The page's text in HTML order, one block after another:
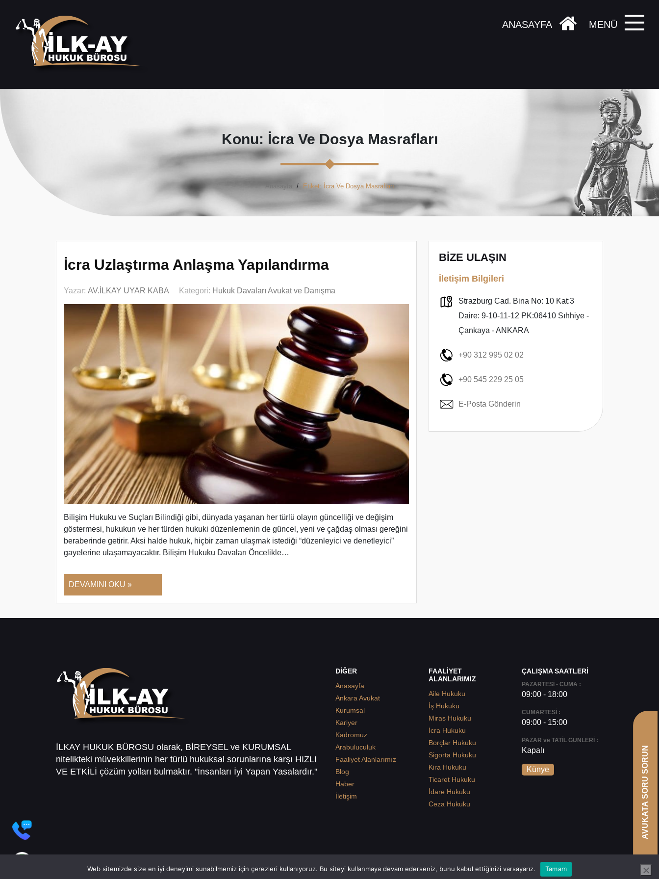
MENÜ
ANASAYFA
Konu: İcra Ve Dosya Masrafları
Anasayfa Etiket: İcra Ve Dosya Masrafları
İcra Uzlaştırma Anlaşma Yapılandırma
Yazar: AV.İLKAY UYAR KABA Kategori: Hukuk Davaları Avukat ve Danışma
Bilişim Hukuku ve Suçları Bilindiği gibi, dünyada yaşanan her türlü olayın güncelliği ve değişim
göstermesi, hukukun ve her türden hukuki düzenlemenin de güncel, yeni ve çağdaş olması gereğini
beraberinde getirir. Aksi halde hukuk, hiçbir zaman ulaşmak istediği “düzenleyici ve denetleyici”
gayelerine ulaşamayacaktır. Bilişim Hukuku Davaları Öncelikle…
DEVAMINI OKU »
BİZE ULAŞIN
İletişim Bilgileri
Strazburg Cad. Bina No: 10 Kat:3
Daire: 9-10-11-12 PK:06410 Sıhhiye -
Çankaya - ANKARA
+90 312 995 02 02
+90 545 229 25 05
E-Posta Gönderin
İLKAY HUKUK BÜROSU olarak, BİREYSEL ve KURUMSAL
nitelikteki müvekkillerinin her türlü hukuksal sorunlarına karşı HIZLI
VE ETKİLİ çözüm yolları bulmaktır. "İnsanları İyi Yapan Yasalardır."
DİĞER
Anasayfa
Ankara Avukat
Kurumsal
Kariyer
Kadromuz
Arabuluculuk
Faaliyet Alanlarımız
Blog
Haber
İletişim
FAALİYET
ALANLARIMIZ
Aile Hukuku
İş Hukuku
Miras Hukuku
İcra Hukuku
Borçlar Hukuku
Sigorta Hukuku
Kira Hukuku
Ticaret Hukuku
İdare Hukuku
Ceza Hukuku
ÇALIŞMA SAATLERİ
PAZARTESİ - CUMA :
09:00 - 18:00
CUMARTESİ :
09:00 - 15:00
PAZAR ve TATİL GÜNLERİ :
Kapalı
Künye
Web sitemizde size en iyi deneyimi sunabilmemiz için çerezleri kullanıyoruz. Bu siteyi kullanmaya devam ederseniz, bunu kabul ettiğinizi varsayarız. Tamam
AVUKATA SORU SORUN